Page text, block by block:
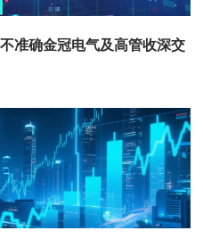
准确金冠电气及高管收深交